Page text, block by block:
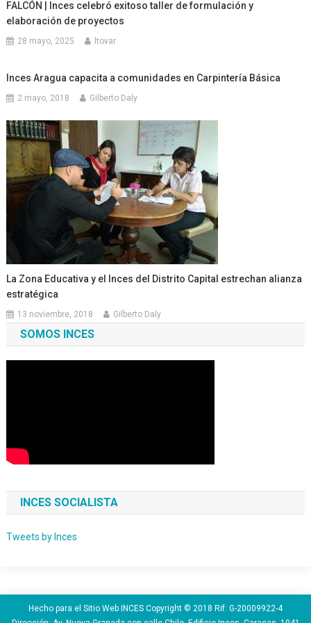
FALCÓN | Inces celebró exitoso taller de formulación y
elaboración de proyectos
28 mayo, 2025 ltovar
Inces Aragua capacita a comunidades en Carpintería Básica
2 mayo, 2018 Gilberto Daly
La Zona Educativa y el Inces del Distrito Capital estrechan alianza
estratégica
13 noviembre, 2018 Gilberto Daly
SOMOS INCES
INCES SOCIALISTA
Tweets by Inces
Hecho para el Sitio Web INCES Copyright © 2018 Rif: G-20009922-4